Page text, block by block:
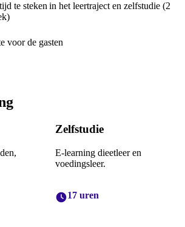
te steken in het leertraject en zelfstudie (2
voor de gasten
Zelfstudie
E-learning dieetleer en
voedingsleer.
17 uren